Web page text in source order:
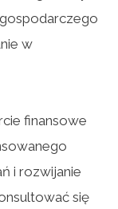
w
finansowe
i rozwijanie
się